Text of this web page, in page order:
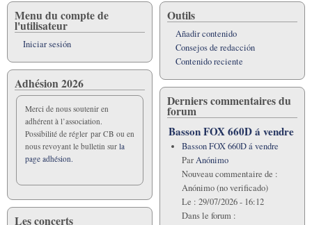
Menu du compte de
l'utilisateur
Iniciar sesión
Adhésion 2026
Merci de nous soutenir en
adhérent à l’association.
Possibilité de régler par CB ou en
nous revoyant le bulletin sur la
page adhésion.
Les concerts
Outils
Añadir contenido
Consejos de redacción
Contenido reciente
Derniers commentaires du
forum
Basson FOX 660D á vendre
Basson FOX 660D á vendre
ParAnónimo
Nouveau commentaire de :
Anónimo (no verificado)
Le : 29/07/2026 - 16:12
Dans le forum :